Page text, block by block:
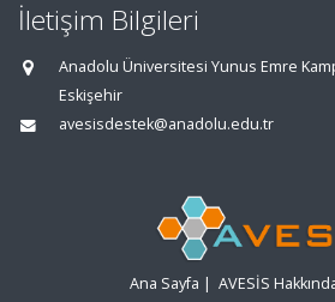
İletişim Bilgileri
Anadolu Üniversitesi Yunus Emre
Eskişehir
avesisdestek@anadolu.edu.tr
Ana Sayfa | AVESİS